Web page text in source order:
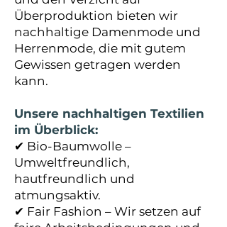
Überproduktion bieten wir
nachhaltige Damenmode und
Herrenmode, die mit gutem
Gewissen getragen werden
kann.
Unsere nachhaltigen Textilien
im Überblick:
✔ Bio-Baumwolle –
Umweltfreundlich,
hautfreundlich und
atmungsaktiv.
✔ Fair Fashion – Wir setzen auf